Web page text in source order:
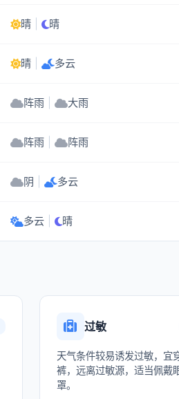
晴 晴
晴 多云
阵雨 大雨
阵雨 阵雨
阴 多云
多云 晴
过敏
天气条件较易诱发过敏，宜
裤，远离过敏源，适当佩戴
罩。